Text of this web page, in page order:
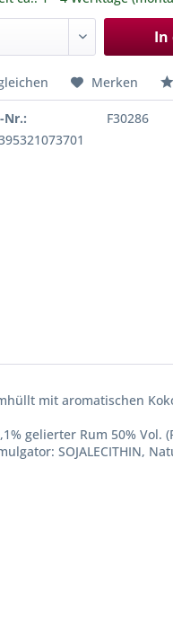
In
Merken
F30286
mit aromatischen
gelierter Rum 50% Vol.
SOJALECITHIN,